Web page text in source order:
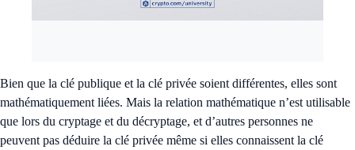
Bien que la clé publique et la clé privée soient différentes, elles sont
mathématiquement liées. Mais la relation mathématique n’est utilisable
que lors du cryptage et du décryptage, et d’autres personnes ne
peuvent pas déduire la clé privée même si elles connaissent la clé